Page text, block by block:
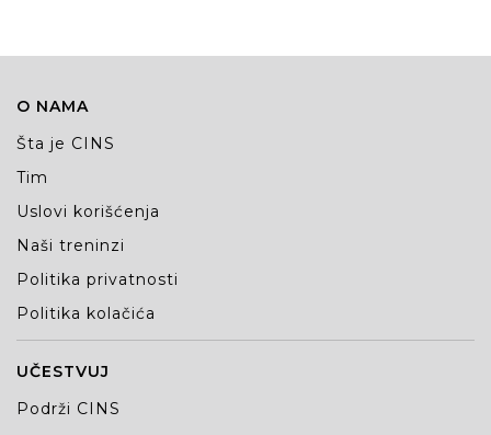
O NAMA
Šta je CINS
Tim
Uslovi korišćenja
Naši treninzi
Politika privatnosti
Politika kolačića
UČESTVUJ
Podrži CINS